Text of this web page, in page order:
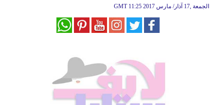
GMT 11:25 2017 الجمعة ,17 آذار/ مارس